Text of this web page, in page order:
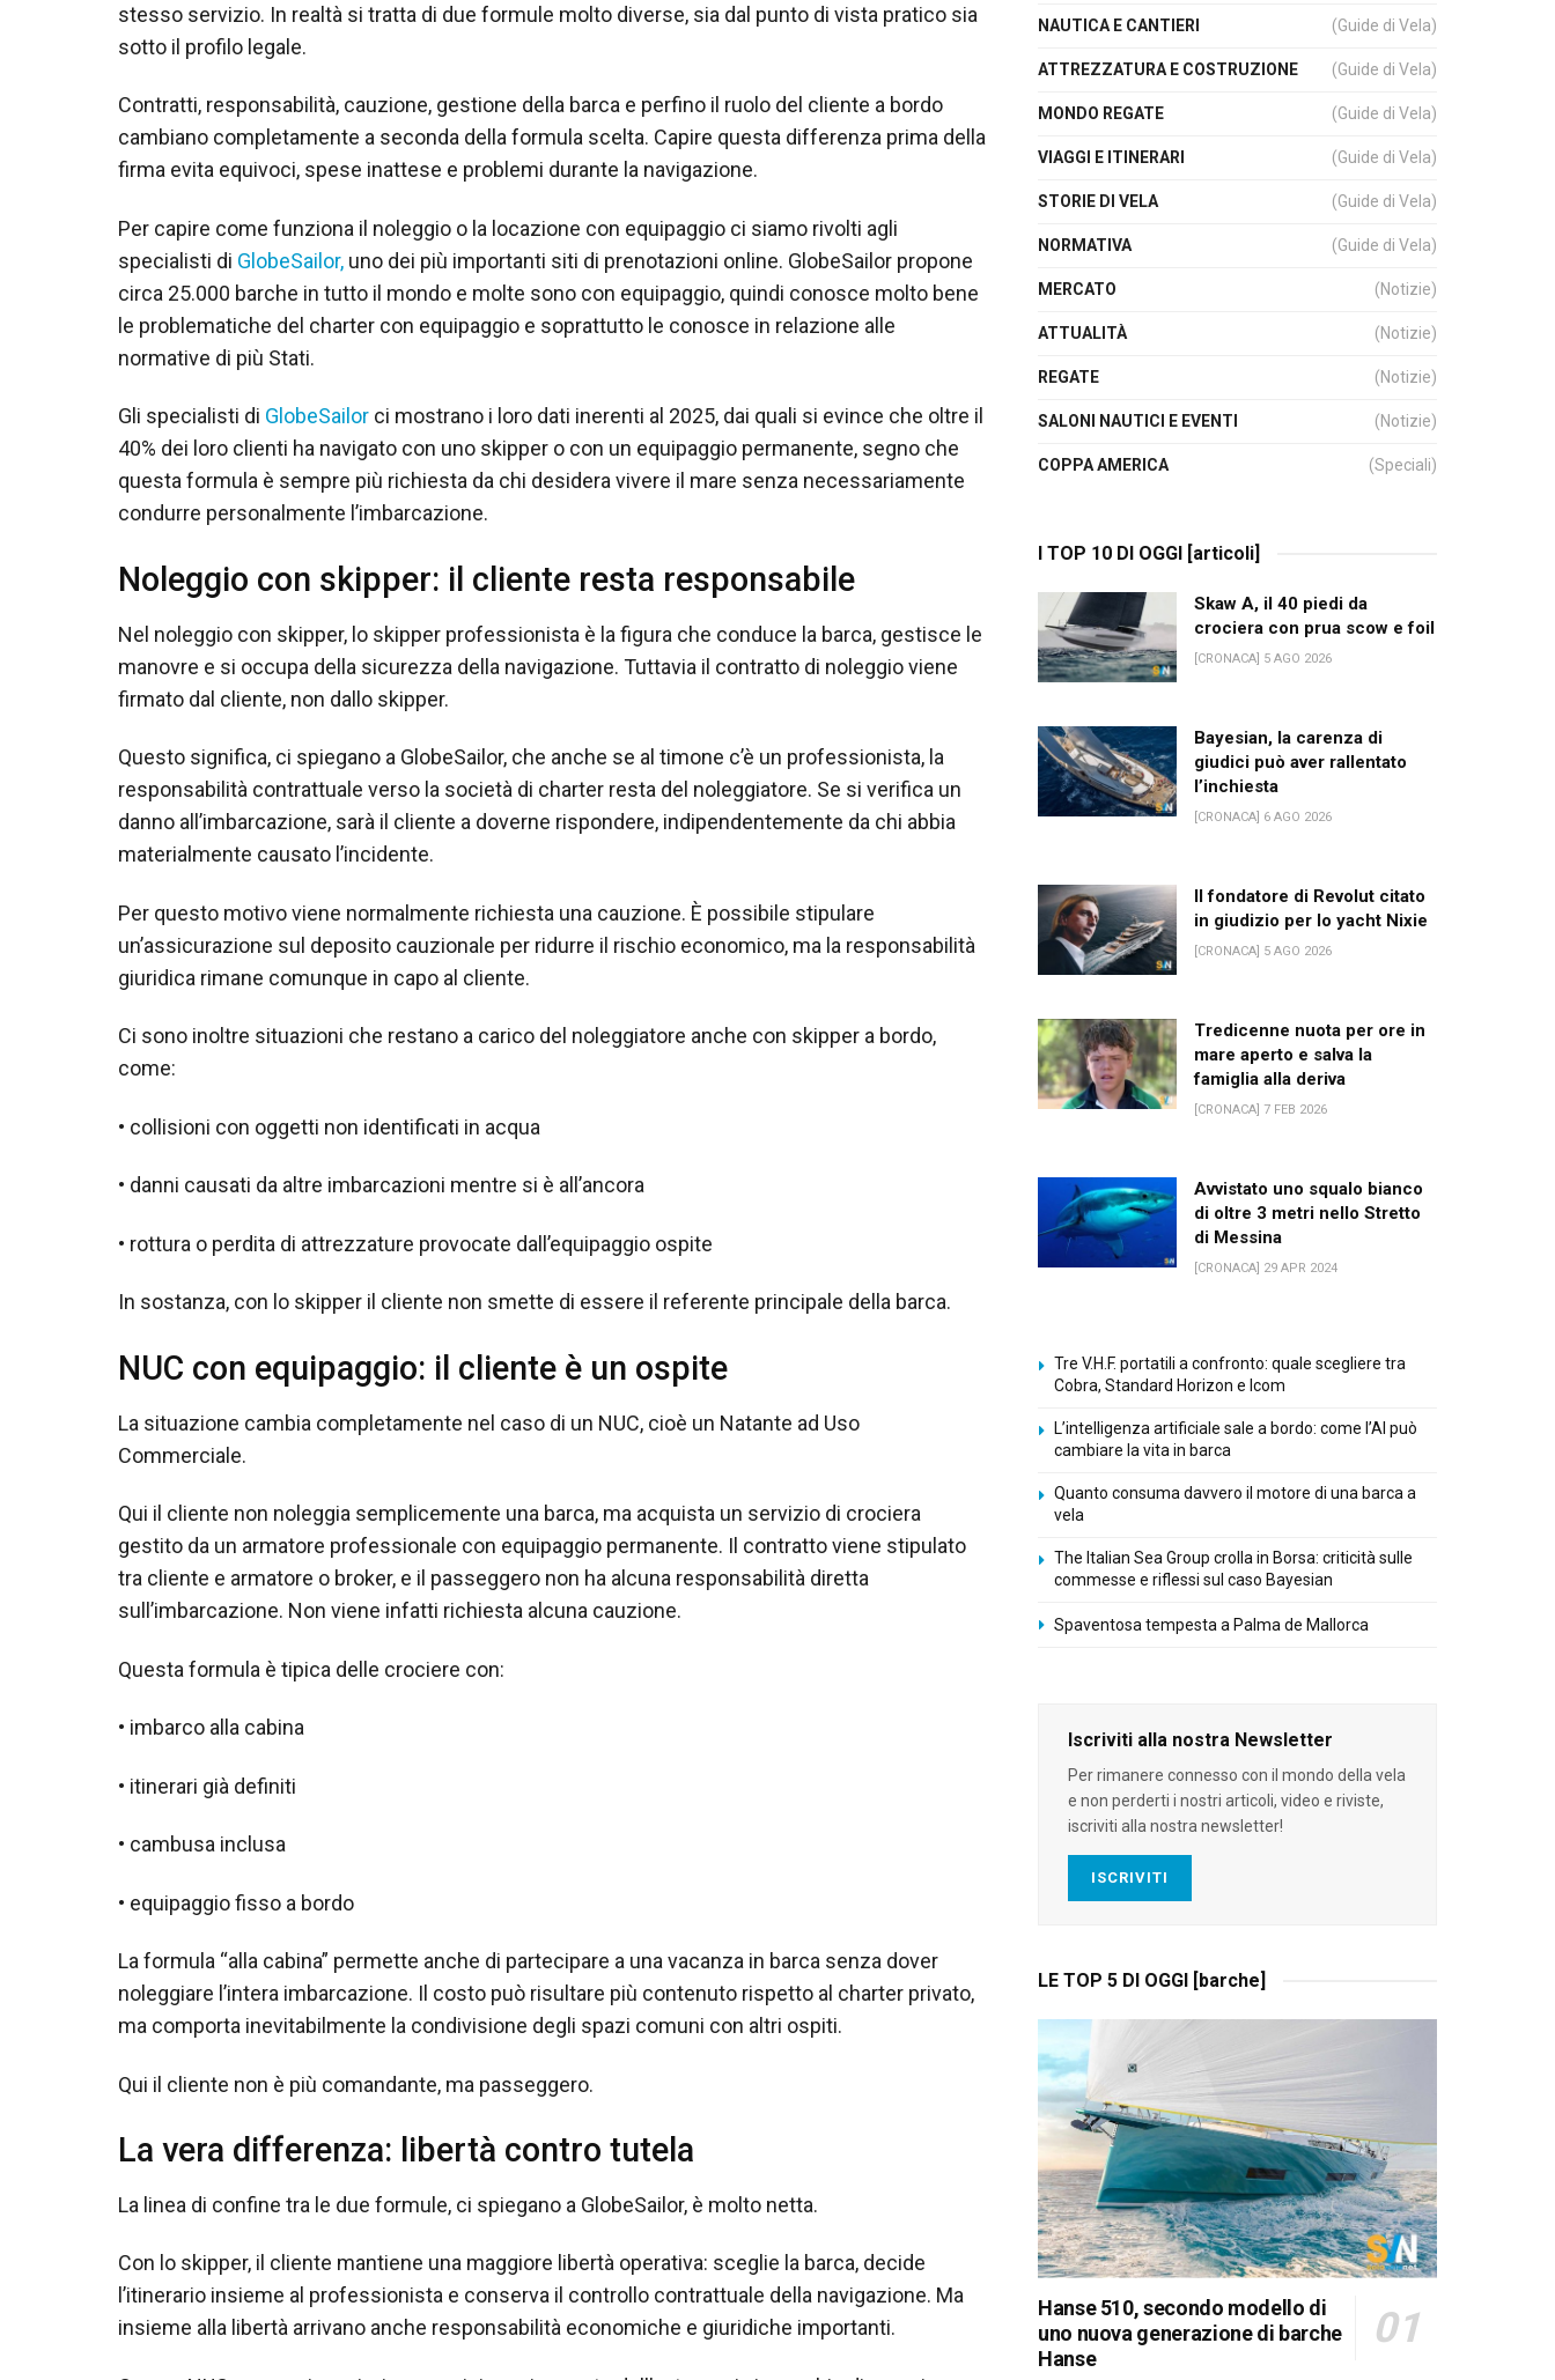
stesso servizio. In realtà si tratta di due formule molto diverse, sia dal punto di vista pratico sia
sotto il profilo legale.
Contratti, responsabilità, cauzione, gestione della barca e perfino il ruolo del cliente a bordo
cambiano completamente a seconda della formula scelta. Capire questa differenza prima della
firma evita equivoci, spese inattese e problemi durante la navigazione.
Per capire come funziona il noleggio o la locazione con equipaggio ci siamo rivolti agli
specialisti di GlobeSailor, uno dei più importanti siti di prenotazioni online. GlobeSailor propone
circa 25.000 barche in tutto il mondo e molte sono con equipaggio, quindi conosce molto bene
le problematiche del charter con equipaggio e soprattutto le conosce in relazione alle
normative di più Stati.
Gli specialisti di GlobeSailor ci mostrano i loro dati inerenti al 2025, dai quali si evince che oltre il
40% dei loro clienti ha navigato con uno skipper o con un equipaggio permanente, segno che
questa formula è sempre più richiesta da chi desidera vivere il mare senza necessariamente
condurre personalmente l’imbarcazione.
Noleggio con skipper: il cliente resta responsabile
Nel noleggio con skipper, lo skipper professionista è la figura che conduce la barca, gestisce le
manovre e si occupa della sicurezza della navigazione. Tuttavia il contratto di noleggio viene
firmato dal cliente, non dallo skipper.
Questo significa, ci spiegano a GlobeSailor, che anche se al timone c’è un professionista, la
responsabilità contrattuale verso la società di charter resta del noleggiatore. Se si verifica un
danno all’imbarcazione, sarà il cliente a doverne rispondere, indipendentemente da chi abbia
materialmente causato l’incidente.
Per questo motivo viene normalmente richiesta una cauzione. È possibile stipulare
un’assicurazione sul deposito cauzionale per ridurre il rischio economico, ma la responsabilità
giuridica rimane comunque in capo al cliente.
Ci sono inoltre situazioni che restano a carico del noleggiatore anche con skipper a bordo,
come:
• collisioni con oggetti non identificati in acqua
• danni causati da altre imbarcazioni mentre si è all’ancora
• rottura o perdita di attrezzature provocate dall’equipaggio ospite
In sostanza, con lo skipper il cliente non smette di essere il referente principale della barca.
NUC con equipaggio: il cliente è un ospite
La situazione cambia completamente nel caso di un NUC, cioè un Natante ad Uso
Commerciale.
Qui il cliente non noleggia semplicemente una barca, ma acquista un servizio di crociera
gestito da un armatore professionale con equipaggio permanente. Il contratto viene stipulato
tra cliente e armatore o broker, e il passeggero non ha alcuna responsabilità diretta
sull’imbarcazione. Non viene infatti richiesta alcuna cauzione.
Questa formula è tipica delle crociere con:
• imbarco alla cabina
• itinerari già definiti
• cambusa inclusa
• equipaggio fisso a bordo
La formula “alla cabina” permette anche di partecipare a una vacanza in barca senza dover
noleggiare l’intera imbarcazione. Il costo può risultare più contenuto rispetto al charter privato,
ma comporta inevitabilmente la condivisione degli spazi comuni con altri ospiti.
Qui il cliente non è più comandante, ma passeggero.
La vera differenza: libertà contro tutela
La linea di confine tra le due formule, ci spiegano a GlobeSailor, è molto netta.
Con lo skipper, il cliente mantiene una maggiore libertà operativa: sceglie la barca, decide
l’itinerario insieme al professionista e conserva il controllo contrattuale della navigazione. Ma
insieme alla libertà arrivano anche responsabilità economiche e giuridiche importanti.
NAUTICA E CANTIERI (Guide di Vela)
ATTREZZATURA E COSTRUZIONE (Guide di Vela)
MONDO REGATE (Guide di Vela)
VIAGGI E ITINERARI (Guide di Vela)
STORIE DI VELA (Guide di Vela)
NORMATIVA (Guide di Vela)
MERCATO (Notizie)
ATTUALITÀ (Notizie)
REGATE (Notizie)
SALONI NAUTICI E EVENTI (Notizie)
COPPA AMERICA (Speciali)
I TOP 10 DI OGGI [articoli]
Skaw A, il 40 piedi da
crociera con prua scow e foil
[CRONACA] 5 AGO 2026
Bayesian, la carenza di
giudici può aver rallentato
l’inchiesta
[CRONACA] 6 AGO 2026
Il fondatore di Revolut citato
in giudizio per lo yacht Nixie
[CRONACA] 5 AGO 2026
Tredicenne nuota per ore in
mare aperto e salva la
famiglia alla deriva
[CRONACA] 7 FEB 2026
Avvistato uno squalo bianco
di oltre 3 metri nello Stretto
di Messina
[CRONACA] 29 APR 2024
Tre V.H.F. portatili a confronto: quale scegliere tra
Cobra, Standard Horizon e Icom
L’intelligenza artificiale sale a bordo: come l’AI può
cambiare la vita in barca
Quanto consuma davvero il motore di una barca a
vela
The Italian Sea Group crolla in Borsa: criticità sulle
commesse e riflessi sul caso Bayesian
Spaventosa tempesta a Palma de Mallorca
Iscriviti alla nostra Newsletter
Per rimanere connesso con il mondo della vela
e non perderti i nostri articoli, video e riviste,
iscriviti alla nostra newsletter!
ISCRIVITI
LE TOP 5 DI OGGI [barche]
Hanse 510, secondo modello di
uno nuova generazione di barche
Hanse